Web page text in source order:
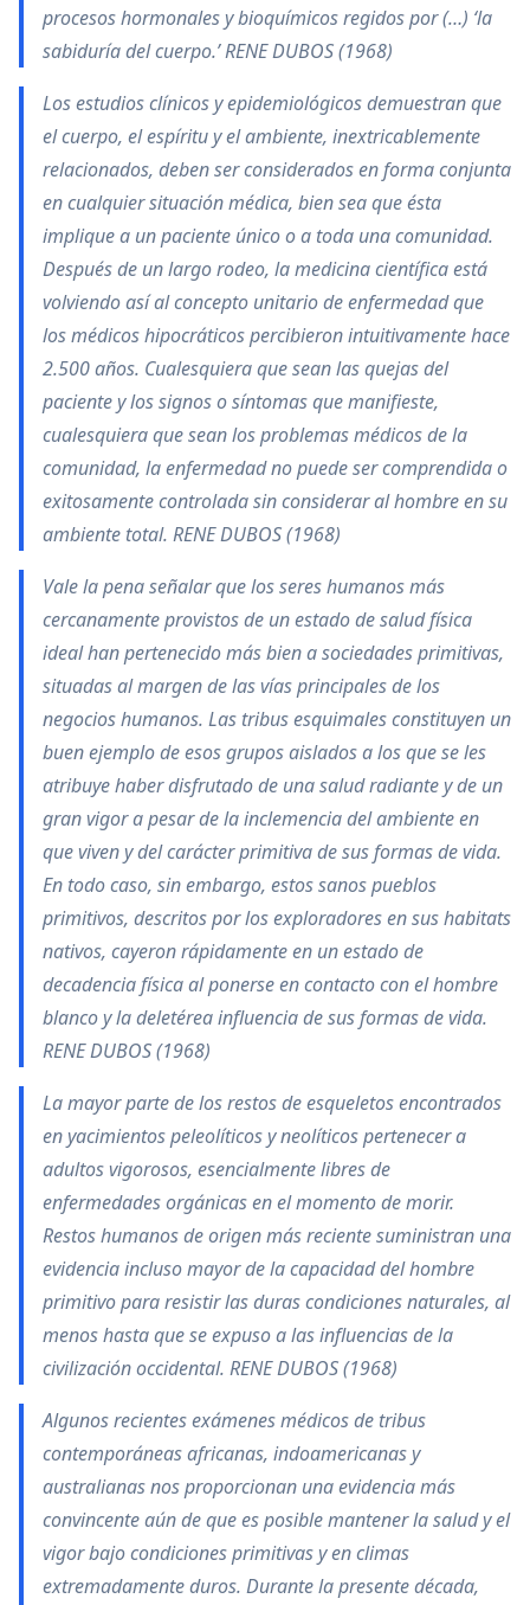
procesos hormonales y bioquímicos regidos por (…) ‘la
sabiduría del cuerpo.’ RENE DUBOS (1968)
Los estudios clínicos y epidemiológicos demuestran que
el cuerpo, el espíritu y el ambiente, inextricablemente
relacionados, deben ser considerados en forma conjunta
en cualquier situación médica, bien sea que ésta
implique a un paciente único o a toda una comunidad.
Después de un largo rodeo, la medicina científica está
volviendo así al concepto unitario de enfermedad que
los médicos hipocráticos percibieron intuitivamente hace
2.500 años. Cualesquiera que sean las quejas del
paciente y los signos o síntomas que manifieste,
cualesquiera que sean los problemas médicos de la
comunidad, la enfermedad no puede ser comprendida o
exitosamente controlada sin considerar al hombre en su
ambiente total. RENE DUBOS (1968)
Vale la pena señalar que los seres humanos más
cercanamente provistos de un estado de salud física
ideal han pertenecido más bien a sociedades primitivas,
situadas al margen de las vías principales de los
negocios humanos. Las tribus esquimales constituyen un
buen ejemplo de esos grupos aislados a los que se les
atribuye haber disfrutado de una salud radiante y de un
gran vigor a pesar de la inclemencia del ambiente en
que viven y del carácter primitiva de sus formas de vida.
En todo caso, sin embargo, estos sanos pueblos
primitivos, descritos por los exploradores en sus habitats
nativos, cayeron rápidamente en un estado de
decadencia física al ponerse en contacto con el hombre
blanco y la deletérea influencia de sus formas de vida.
RENE DUBOS (1968)
La mayor parte de los restos de esqueletos encontrados
en yacimientos peleolíticos y neolíticos pertenecer a
adultos vigorosos, esencialmente libres de
enfermedades orgánicas en el momento de morir.
Restos humanos de origen más reciente suministran una
evidencia incluso mayor de la capacidad del hombre
primitivo para resistir las duras condiciones naturales, al
menos hasta que se expuso a las influencias de la
civilización occidental. RENE DUBOS (1968)
Algunos recientes exámenes médicos de tribus
contemporáneas africanas, indoamericanas y
australianas nos proporcionan una evidencia más
convincente aún de que es posible mantener la salud y el
vigor bajo condiciones primitivas y en climas
extremadamente duros. Durante la presente década,